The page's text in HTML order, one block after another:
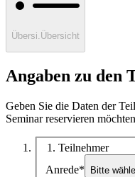
Übersi. Übersicht
Angaben zu den
Geben Sie die Daten der
Seminar reservieren
1 . Teilnehmer
Anrede* Bitte